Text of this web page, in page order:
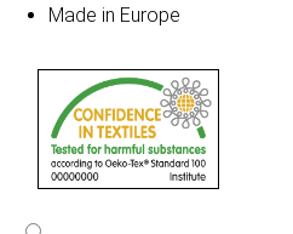
Made in Europe